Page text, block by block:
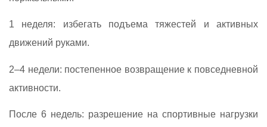
1 неделя: избегать подъема тяжестей и активных
движений руками.
2–4 недели: постепенное возвращение к повседневной
активности.
После 6 недель: разрешение на спортивные нагрузки